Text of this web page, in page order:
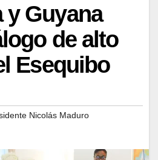
y Guyana
de alto
Esequibo
Nicolás Maduro